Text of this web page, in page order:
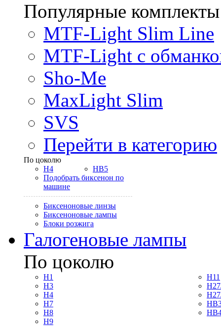
Популярные комплекты
MTF-Light Slim Line
MTF-Light с
Sho-Me
MaxLight Slim
SVS
Перейти в категорию
По цоколю
H4
HB5
Подобрать биксенон по
машине
Биксеноновые линзы
Биксеноновые лампы
Блоки розжига
Галогеновые лампы
По цоколю
H1
H3
H4
H7
H8
H9
H11